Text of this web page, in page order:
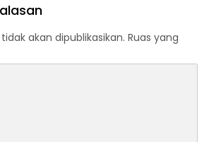
akan dipublikasikan. Ruas yang